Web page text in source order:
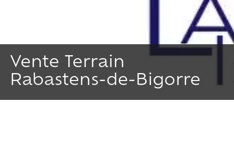
Vente Terrain
Rabastens-de-Bigorre